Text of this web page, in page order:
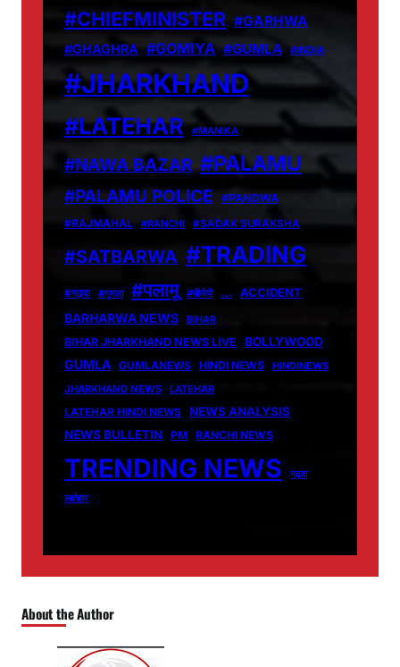
#CHIEFMINISTER #GARHWA
#GHAGHRA #GOMIYA #GUMLA #INDIA
#JHARKHAND
#LATEHAR #MANIKA
#NAWA BAZAR #PALAMU
#PALAMU POLICE
#PANDWA
#RAJMAHAL
#RANCHI #SADAK SURAKSHA
#SATBARWA #TRADING
#गढ़वा #गुमला #पलामू #बीजेपी … ACCIDENT
BARHARWA NEWS BIHAR
BIHAR JHARKHAND NEWS LIVE BOLLYWOOD
GUMLA GUMLANEWS HINDI NEWS
HINDINEWS
JHARKHAND NEWS
LATEHAR
LATEHAR HINDI NEWS
NEWS ANALYSIS
NEWS BULLETIN PM RANCHI NEWS
TRENDING NEWS
गढ़वा
लातेहार
About the Author